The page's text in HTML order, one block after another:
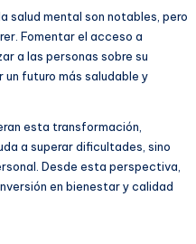
salud mental son notables, pero
Fomentar el acceso a
a las personas sobre su
futuro más saludable y
esta transformación,
a superar dificultades, sino
Desde esta perspectiva,
en bienestar y calidad